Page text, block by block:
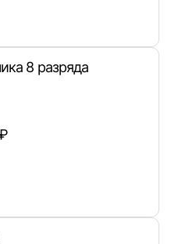
кабинет
8 разряда